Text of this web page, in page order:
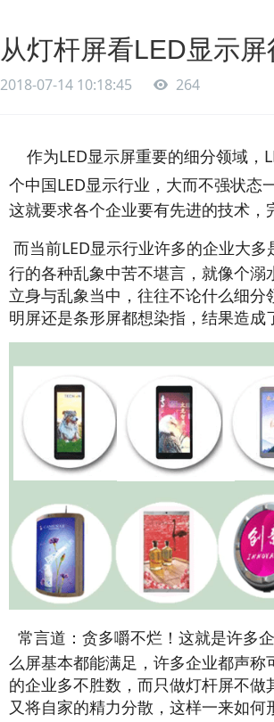
从灯杆屏看LED显示
2018-07-14 10:18:45 264
作为LED显示屏重要的细分领域，
个中国LED显示行业，大而不强状态
这就要求各个企业要有先进的技术，
而当前LED显示行业许多的企业大
行的各种乱象中苦不堪言，就像个
立身与乱象当中，往往不论什么细
明屏还是条形屏都想染指，结果造成
常言道：贪多嚼不烂！这就是许多
么屏基本都能满足，许多企业都声
的企业多不胜数，而只做灯杆屏不做
又将自家的精力分散，这样一来如何